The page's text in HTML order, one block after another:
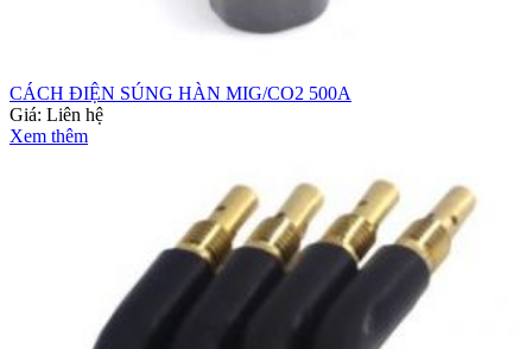
CÁCH ĐIỆN SÚNG HÀN MIG/CO2 500A
Giá: Liên hệ
Xem thêm